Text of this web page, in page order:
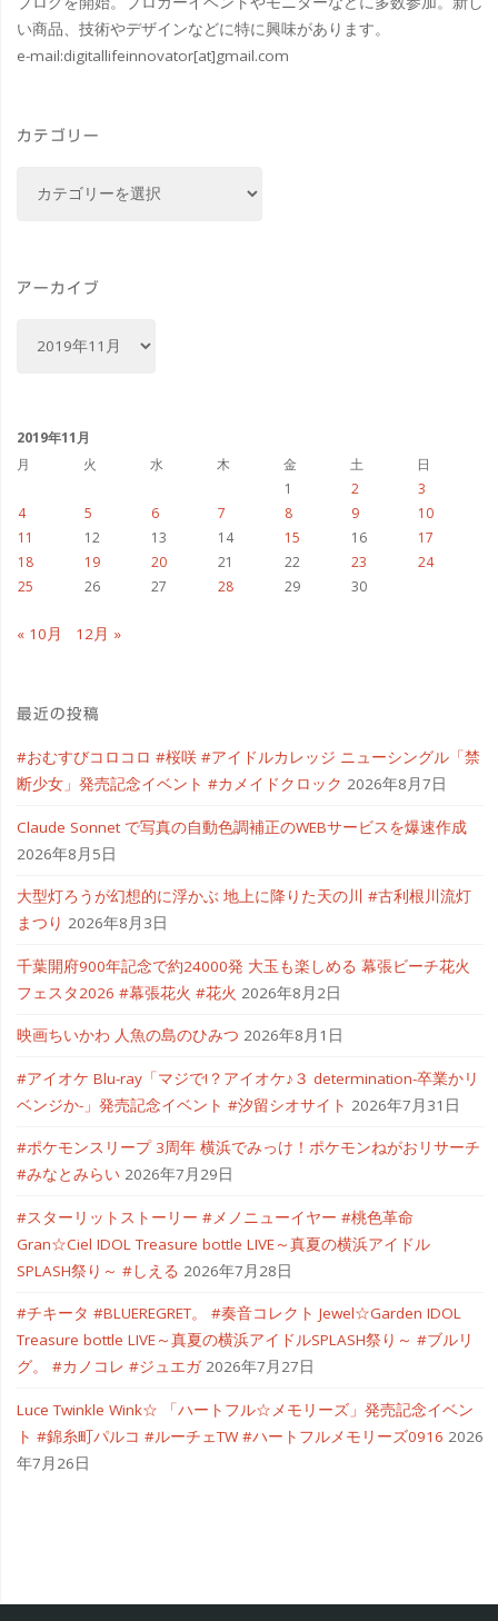
ン
グ
ル
い商品、技術やデザインなどに特に興味があります。
e-mail:digitallifeinnovator[at]gmail.com
カテゴリー
ー
アーカイブ
ブ
2019年11月
月
火 水 木 金 土
日
1
2
3
4
5 6 7 8 9
10
11
12 13 14 15 16
17
18
19 20 21 22 23
24
25
26 27 28 29 30
« 10月 12月 »
最近の投稿
#おむすびコロコロ #桜咲 #アイドルカレッジ ニューシングル「禁
断少女」発売記念イベント #カメイドクロック 2026年8月7日
Claude Sonnet で写真の自動色調補正のWEBサービスを爆速作成
2026年8月5日
大型灯ろうが幻想的に浮かぶ 地上に降りた天の川 #古利根川流灯
まつり 2026年8月3日
千葉開府900年記念で約24000発 大玉も楽しめる 幕張ビーチ花火
フェスタ2026 #幕張花火 #花火 2026年8月2日
映画ちいかわ 人魚の島のひみつ 2026年8月1日
#アイオケ Blu-ray「マジで!？アイオケ♪３ determination-卒業かリ
ベンジか-」発売記念イベント #汐留シオサイト 2026年7月31日
#ポケモンスリープ 3周年 横浜でみっけ！ポケモンねがおリサーチ
#みなとみらい 2026年7月29日
#スターリットストーリー #メノニューイヤー #桃色革命
Gran☆Ciel IDOL Treasure bottle LIVE～真夏の横浜アイドル
SPLASH祭り～ #しえる 2026年7月28日
#チキータ #BLUEREGRET。 #奏音コレクト Jewel☆Garden IDOL
Treasure bottle LIVE～真夏の横浜アイドルSPLASH祭り～ #ブルリ
グ。 #カノコレ #ジュエガ 2026年7月27日
Luce Twinkle Wink☆ 「ハートフル☆メモリーズ」発売記念イベン
ト #錦糸町パルコ #ルーチェTW #ハートフルメモリーズ0916 2026
年7月26日